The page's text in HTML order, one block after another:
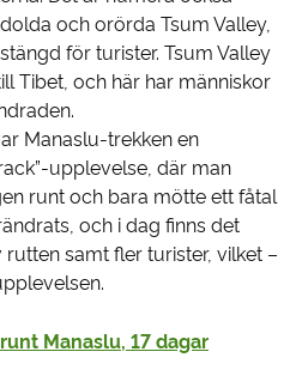
och orörda Tsum Valley,
för turister. Tsum Valley
Tibet, och här har människor
Manaslu-trekken en
upplevelse, där man
runt och bara mötte ett fåtal
och i dag finns det
samt fler turister, vilket –
Manaslu, 17 dagar